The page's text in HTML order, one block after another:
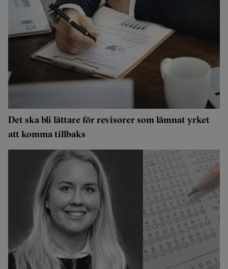
Det ska bli lättare för revisorer som lämnat yrket
att komma tillbaks